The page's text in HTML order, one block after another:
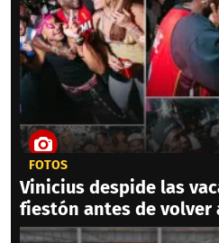
FOTOS
Vinicius despide las
fiestón antes de volver